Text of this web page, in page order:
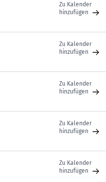
Zu Kalender
hinzufügen
Zu Kalender
hinzufügen
Zu Kalender
hinzufügen
Zu Kalender
hinzufügen
Zu Kalender
hinzufügen